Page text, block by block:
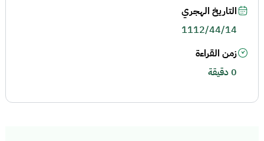
التاريخ الهجري
1112/44/14
زمن القراءة
0 دقيقة